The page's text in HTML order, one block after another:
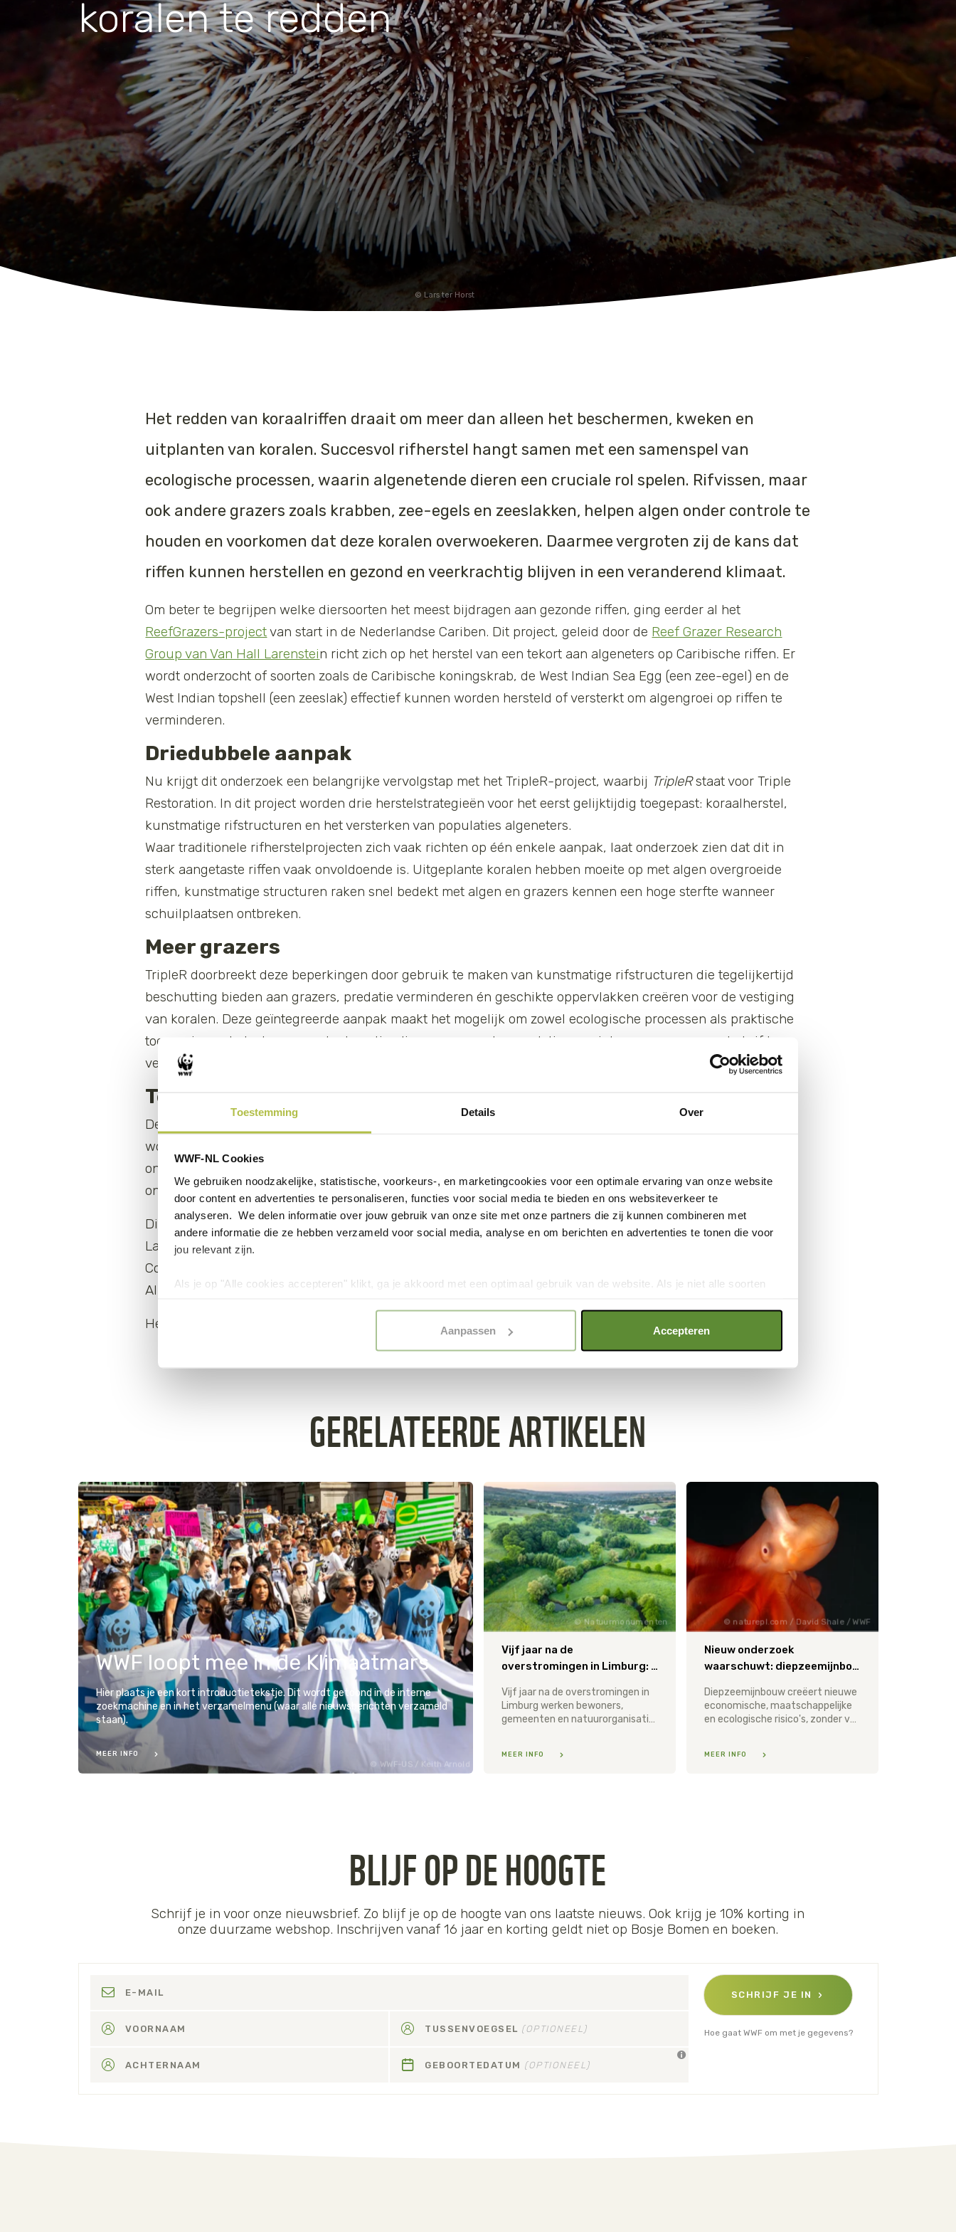
Toestemming Details Over
WWF-NL Cookies
We gebruiken noodzakelijke, statistische, voorkeurs-, en marketingcookies voor een optimale ervaring van onze website
door content en advertenties te personaliseren, functies voor social media te bieden en ons websiteverkeer te
analyseren. We delen informatie over jouw gebruik van onze site met onze partners die zij kunnen combineren met
andere informatie die ze hebben verzameld voor social media, analyse en om berichten en advertenties te tonen die voor
jou relevant zijn.
Als je op "Alle cookies accepteren" klikt, ga je akkoord met een optimaal gebruik van de website. Als je niet alle soorten
Aanpassen Accepteren
Notitieboekjes
Speelgoed
Knuffels
Puzzels
Spellen
Kleuren en knutselen
Lars ter Horst
koralen te redden
Het redden van koraalriffen draait om meer dan alleen het beschermen, kweken en
uitplanten van koralen. Succesvol rifherstel hangt samen met een samenspel van
ecologische processen, waarin algenetende dieren een cruciale rol spelen. Rifvissen, maar
ook andere grazers zoals krabben, zee-egels en zeeslakken, helpen algen onder controle te
houden en voorkomen dat deze koralen overwoekeren. Daarmee vergroten zij de kans dat
riffen kunnen herstellen en gezond en veerkrachtig blijven in een veranderend klimaat.
Om beter te begrijpen welke diersoorten het meest bijdragen aan gezonde riffen, ging eerder al het
ReefGrazers-projectvan start in de Nederlandse Cariben. Dit project, geleid door de Reef Grazer Research
Group van Van Hall Larenstein richt zich op het herstel van een tekort aan algeneters op Caribische riffen. Er
wordt onderzocht of soorten zoals de Caribische koningskrab, de West Indian Sea Egg (een zee-egel) en de
West Indian topshell (een zeeslak) effectief kunnen worden hersteld of versterkt om algengroei op riffen te
verminderen.
Driedubbele aanpak
Nu krijgt dit onderzoek een belangrijke vervolgstap met het TripleR-project, waarbij TripleRstaat voor Triple
Restoration. In dit project worden drie herstelstrategieën voor het eerst gelijktijdig toegepast: koraalherstel,
kunstmatige rifstructuren en het versterken van populaties algeneters.
Waar traditionele rifherstelprojecten zich vaak richten op één enkele aanpak, laat onderzoek zien dat dit in
sterk aangetaste riffen vaak onvoldoende is. Uitgeplante koralen hebben moeite op met algen overgroeide
riffen, kunstmatige structuren raken snel bedekt met algen en grazers kennen een hoge sterfte wanneer
schuilplaatsen ontbreken.
Meer grazers
TripleR doorbreekt deze beperkingen door gebruik te maken van kunstmatige rifstructuren die tegelijkertijd
beschutting bieden aan grazers, predatie verminderen én geschikte oppervlakken creëren voor de vestiging
van koralen. Deze geïntegreerde aanpak maakt het mogelijk om zowel ecologische processen als praktische
toepassingen te testen en verder te optimaliseren, om zo de populaties van inheemse grazers op het rif te
vergroten.
Testen en optimaliseren
De volgende stap binnen TripleR is het testen van een eerste pilotstructuur op Saba. In de komende periode
wordt onderzocht hoe deze structuur functioneert in de praktijk en hoe effectief het ontwerp is in het
ondersteunen van zowel koraalherstel als grazerpopulaties. De opgedane kennis zal bijdragen aan het
ontwerp van een geoptimaliseerde TripleR-oplossing voor toepassing op Caribische riffen.
Dit project is mogelijk dankzij de samenwerking binnen een sterk consortium bestaande uit Van Hall
Larenstein University of Applied Sciences, Public Entity Saba, St. Eustatius National Parks Foundation, Saba
Conservation Foundation, REACT Foundation, Reef Renewal Foundation Bonaire, Dutch Caribbean Nature
Alliance, Wageningen University, Coastruction en het Wereld Natuur Fonds
Het team deelt updates via
GERELATEERDE ARTIKELEN
WWF-US / Keith Arnold
WWF loopt mee in de Klimaatmars
Hier plaats je een kort introductietekstje. Dit wordt getoond in de interne
zoekmachine en in het verzamelmenu (waar alle nieuwsberichten verzameld
staan).
MEER INFO
Natuurmonumenten
Vijf jaar na de
overstromingen in Limburg: samen met de natuur werken aan bescherming tegen extreem weer
Vijf jaar na de overstromingen in
Limburg werken bewoners,
gemeenten en natuurorganisaties samen aan een veerkrachtiger landschap.
MEER INFO
naturepl.com / David Shale / WWF
Nieuw onderzoek
waarschuwt: diepzeemijnbouw bedreigt diepzeeleven en brengt wereldwijde veiligheid in gevaar
Diepzeemijnbouw creëert nieuwe
economische, maatschappelijke
en ecologische risico's, zonder vermindering van afhankelijkheid van grondstoffen.
MEER INFO
BLIJF OP DE HOOGTE
Schrijf je in voor onze nieuwsbrief. Zo blijf je op de hoogte van ons laatste nieuws. Ook krijg je 10% korting in
onze duurzame webshop. Inschrijven vanaf 16 jaar en korting geldt niet op Bosje Bomen en boeken.
E-MAIL
VOORNAAM TUSSENVOEGSEL (OPTIONEEL)
ACHTERNAAM GEBOORTEDATUM (OPTIONEEL)
SCHRIJF JE IN
Hoe gaat WWF om met je gegevens?